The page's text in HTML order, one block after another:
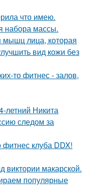
что имею.
набора массы.
мышц лица, которая
вид кожи без
то фитнес - залов,
Никита
следом за
клуба DDX!
макарской.
популярные